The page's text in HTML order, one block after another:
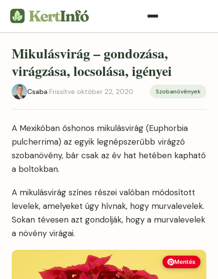
Mikulásvirág – gondozása,
virágzása, locsolása, igényei
Csaba·Frissítve október 22, 2020 Szobanövények
A Mexikóban őshonos mikulásvirág (Euphorbia
pulcherrima) az egyik legnépszerűbb virágzó
szobanövény, bár csak az év hat hetében kapható
a boltokban.
A mikulásvirág színes részei valóban módosított
levelek, amelyeket úgy hívnak, hogy murvalevelek.
Sokan tévesen azt gondolják, hogy a murvalevelek
a növény virágai.
Mentés